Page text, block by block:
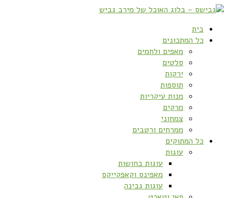
בית
כל המתכונים
מאפים ולחמים
סלטים
ירקות
תוספות
מנות עיקריות
מרקים
צמחוני
ממרחים ורטבים
כל המתוקים
עוגות
עוגות בחושות
מאפינס וקאפקייקס
עוגות גבינה